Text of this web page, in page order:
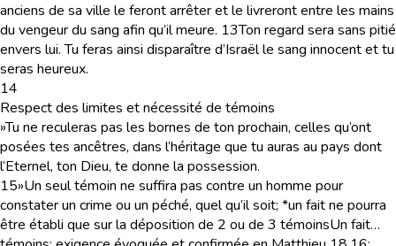
anciens de sa ville le feront arrêter et le livreront entre les mains
du vengeur du sang afin qu’il meure. 13Ton regard sera sans pitié
envers lui. Tu feras ainsi disparaître d’Israël le sang innocent et tu
seras heureux.
14
Respect des limites et nécessité de témoins
»Tu ne reculeras pas les bornes de ton prochain, celles qu’ont
posées tes ancêtres, dans l’héritage que tu auras au pays dont
l’Eternel, ton Dieu, te donne la possession.
15»Un seul témoin ne suffira pas contre un homme pour
constater un crime ou un péché, quel qu’il soit; *un fait ne pourra
être établi que sur la déposition de 2 ou de 3 témoinsUn fait…